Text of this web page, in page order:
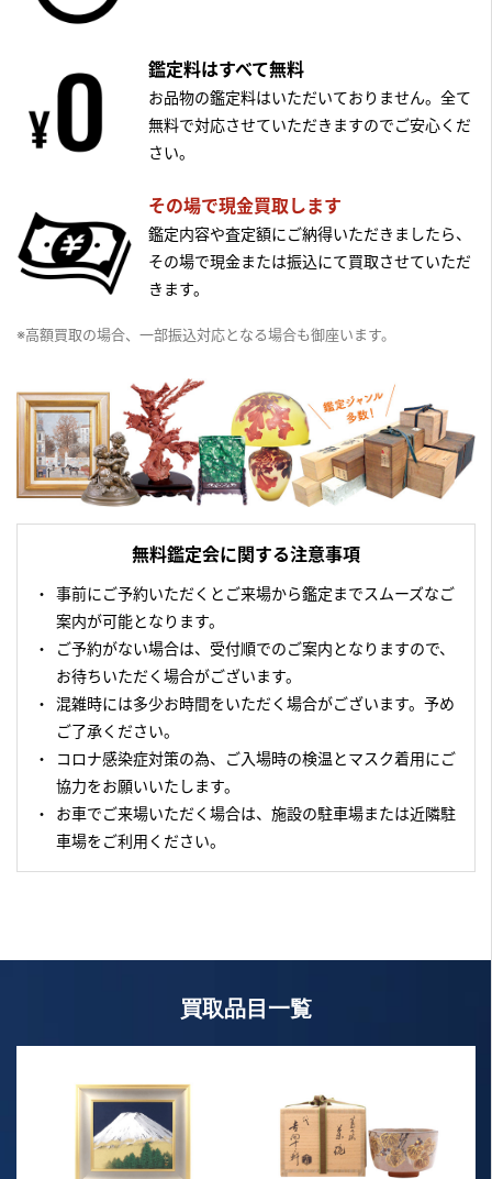
鑑定料はすべて無料
お品物の鑑定料はいただいておりません。全て
無料で対応させていただきますのでご安心くだ
さい。
その場で現金買取します
鑑定内容や査定額にご納得いただきましたら、
その場で現金または振込にて買取させていただ
きます。
※高額買取の場合、一部振込対応となる場合も御座います。
無料鑑定会に関する注意事項
事前にご予約いただくとご来場から鑑定までスムーズなご
案内が可能となります。
ご予約がない場合は、受付順でのご案内となりますので、
お待ちいただく場合がございます。
混雑時には多少お時間をいただく場合がございます。予め
ご了承ください。
コロナ感染症対策の為、ご入場時の検温とマスク着用にご
協力をお願いいたします。
お車でご来場いただく場合は、施設の駐車場または近隣駐
車場をご利用ください。
買取品目一覧